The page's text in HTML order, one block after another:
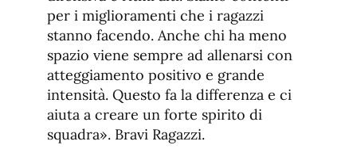
per i miglioramenti che i ragazzi
stanno facendo. Anche chi ha meno
spazio viene sempre ad allenarsi con
atteggiamento positivo e grande
intensità. Questo fa la differenza e ci
aiuta a creare un forte spirito di
squadra». Bravi Ragazzi.